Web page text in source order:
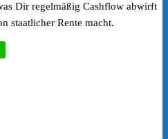
Dir regelmäßig Cashflow abwirft
staatlicher Rente macht.